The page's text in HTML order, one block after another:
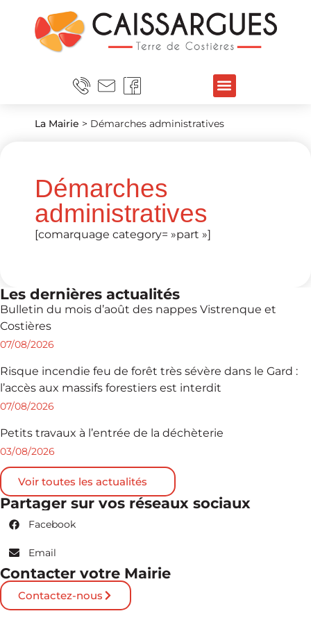
La Mairie > Démarches administratives
Démarches
administratives
[comarquage category= »part »]
Les dernières actualités
Bulletin du mois d’août des nappes Vistrenque et
Costières
07/08/2026
Risque incendie feu de forêt très sévère dans le Gard :
l’accès aux massifs forestiers est interdit
07/08/2026
Petits travaux à l’entrée de la déchèterie
03/08/2026
Voir toutes les actualités
Partager sur vos réseaux sociaux
Facebook
Email
Contacter votre Mairie
Contactez-nous